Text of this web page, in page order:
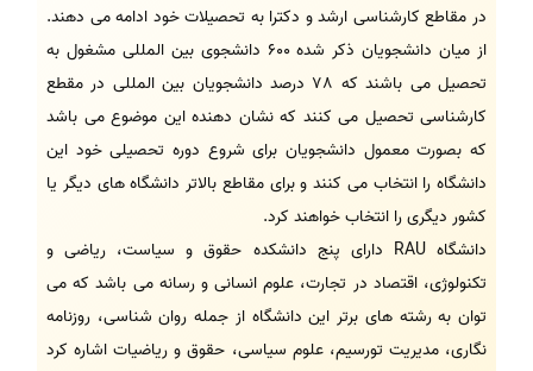
در مقاطع کارشناسی ارشد و دکترا به تحصیلات خود ادامه می دهند.
از میان دانشجویان ذکر شده 600 دانشجوی بین المللی مشغول به
تحصیل می باشند که 78 درصد دانشجویان بین المللی در مقطع
کارشناسی تحصیل می کنند که نشان دهنده این موضوع می باشد
که بصورت معمول دانشجویان برای شروع دوره تحصیلی خود این
دانشگاه را انتخاب می کنند و برای مقاطع بالاتر دانشگاه های دیگر یا
کشور دیگری را انتخاب خواهند کرد.
دانشگاه RAU دارای پنج دانشکده حقوق و سیاست، ریاضی و
تکنولوژی، اقتصاد در تجارت، علوم انسانی و رسانه می باشد که می
توان به رشته های برتر این دانشگاه از جمله روان شناسی، روزنامه
نگاری، مدیریت تورسیم، علوم سیاسی، حقوق و ریاضیات اشاره کرد